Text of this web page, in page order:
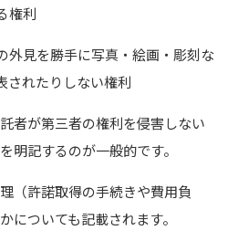
権利
外見を勝手に写真・絵画・彫刻な
されたりしない権利
者が第三者の権利を侵害しない
明記するのが一般的です。
（許諾取得の手続きや費用負
についても記載されます。